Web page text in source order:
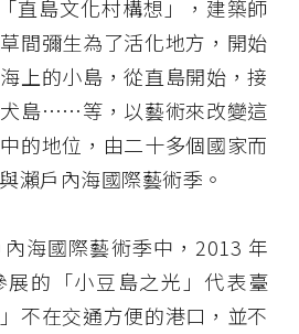
直島文化村構想」，建築師
間彌生為了活化地方，開始
上的小島，從直島開始，接
島……等，以藝術來改變這
的地位，由二十多個國家而
瀨戶內海國際藝術季。
海國際藝術季中，2013 年
展的「小豆島之光」代表臺
不在交通方便的港口，並不